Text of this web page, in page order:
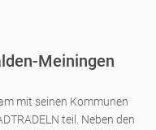
Meiningen
mit seinen Kommunen
teil. Neben den